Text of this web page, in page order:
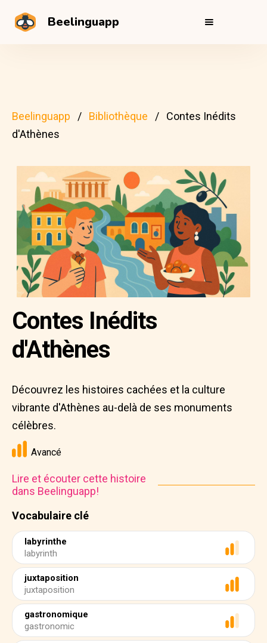
Beelinguapp
Beelinguapp Bibliothèque
Contes Inédits
d'Athènes
Vocabulaire clé
labyrinthe
labyrinth
juxtaposition
juxtaposition
gastronomique
gastronomic
Contes Inédits
d'Athènes
Découvrez les histoires cachées et la culture
vibrante d'Athènes au-delà de ses monuments
célèbres.
Avancé
Lire et écouter cette histoire
dans Beelinguapp!